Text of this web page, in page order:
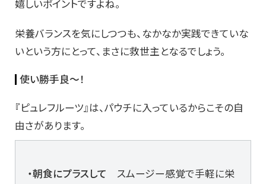
嬉しいポイントですよね。
栄養バランスを気にしつつも、なかなか実践できていな
いという方にとって、まさに救世主となるでしょう。
使い勝手良～！
『ピュレフルーツ』は、パウチに入っているからこその自
由さがあります。
・朝食にプラスして スムージー感覚で手軽に栄